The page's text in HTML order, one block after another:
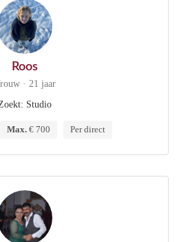
Roos
· 21 jaar
Studio
Max.€ 700 Per direct